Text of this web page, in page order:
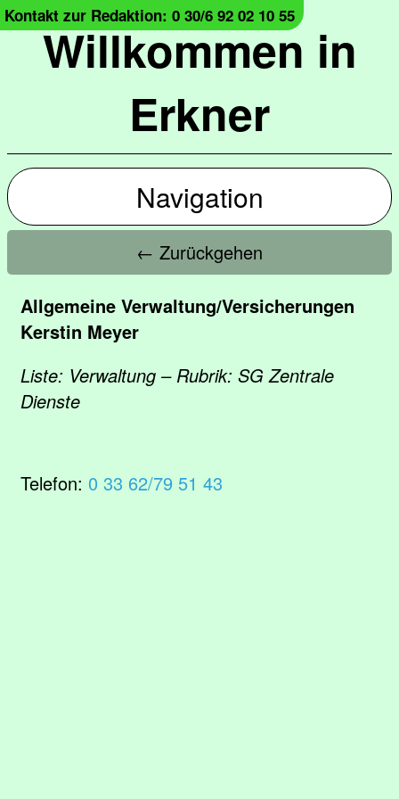
Willkommen in
Erkner
Kontakt zur Redaktion: 0 30/6 92 02 10 55
Navigation
← Zurückgehen
Allgemeine Verwaltung/Versicherungen
Kerstin Meyer
Liste: Verwaltung – Rubrik: SG Zentrale
Dienste
Telefon: 0 33 62/79 51 43